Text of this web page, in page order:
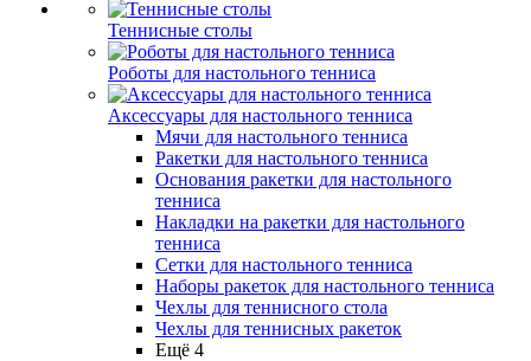
Теннисные столы
Роботы для настольного тенниса
Аксессуары для настольного тенниса
Мячи для настольного тенниса
Ракетки для настольного тенниса
Основания ракетки для настольного
тенниса
Накладки на ракетки для настольного
тенниса
Сетки для настольного тенниса
Наборы ракеток для настольного тенниса
Чехлы для теннисного стола
Чехлы для теннисных ракеток
Ещё 4